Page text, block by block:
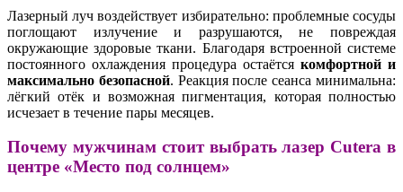
Лазерный луч воздействует избирательно: проблемные сосуды
поглощают излучение и разрушаются, не повреждая
окружающие здоровые ткани. Благодаря встроенной системе
постоянного охлаждения процедура остаётся комфортной и
максимально безопасной. Реакция после сеанса минимальна:
лёгкий отёк и возможная пигментация, которая полностью
исчезает в течение пары месяцев.
Почему мужчинам стоит выбрать лазер Cutera в
центре «Место под солнцем»